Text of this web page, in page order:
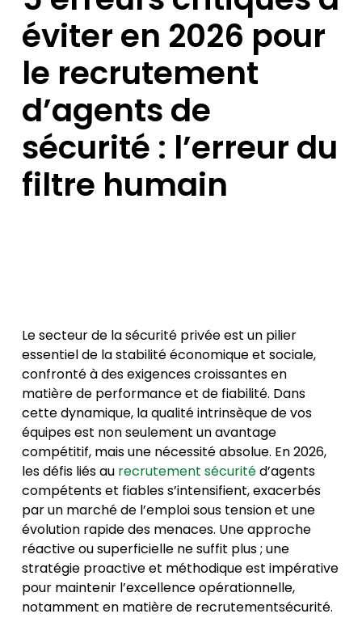
éviter en 2026 pour
le recrutement
d’agents de
sécurité : l’erreur du
filtre humain
Le secteur de la sécurité privée est un pilier
essentiel de la stabilité économique et sociale,
confronté à des exigences croissantes en
matière de performance et de fiabilité. Dans
cette dynamique, la qualité intrinsèque de vos
équipes est non seulement un avantage
compétitif, mais une nécessité absolue. En 2026,
les défis liés au recrutement sécuritéd’agents
compétents et fiables s’intensifient, exacerbés
par un marché de l’emploi sous tension et une
évolution rapide des menaces. Une approche
réactive ou superficielle ne suffit plus ; une
stratégie proactive et méthodique est impérative
pour maintenir l’excellence opérationnelle,
notamment en matière de recrutementsécurité.